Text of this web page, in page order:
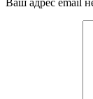
Ваш адрес email